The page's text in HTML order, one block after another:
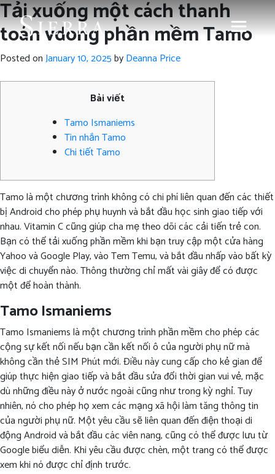
Tải xuống một cách thanh
toán vdong phần mềm Tamo
Posted onJanuary 10, 2025byDeanna Price
Bài viết
Tamo Ismaniems
Tin nhắn Tamo
Chi tiết Tamo
Tamo là một chương trình không có chi phí liên quan đến các thiết
bị Android cho phép phụ huynh và bắt đầu học sinh giao tiếp với
nhau. Vitamin C cũng giúp cha mẹ theo dõi các cải tiến trẻ con.
Bạn có thể tải xuống phần mềm khi bạn truy cập một cửa hàng
Yahoo và Google Play, vào Tem Temu, và bắt đầu nhấp vào bất kỳ
việc di chuyển nào.Thông thường chỉ mất vài giây để có được
một để hoàn thành.
Tamo Ismaniems
Tamo Ismaniems là một chương trình phần mềm cho phép các
cộng sự kết nối nếu bạn cần kết nối ô của người phụ nữ mà
không cần thẻ SIM Phút mới. Điều này cung cấp cho kẻ gian để
giúp thực hiện giao tiếp và bắt đầu sửa đổi thời gian vui vẻ, mặc
dù những điều này ở nước ngoài cũng như trong kỳ nghỉ. Tuy
nhiên, nó cho phép họ xem các mạng xã hội làm tăng thông tin
của người phụ nữ. Một yêu cầu sẽ liên quan đến điện thoại di
động Android và bắt đầu các viên nang, cũng có thể được lưu từ
Google biểu diễn. Khi yêu cầu được chèn, một trang có thể được
xem khi nó được chỉ định trước.